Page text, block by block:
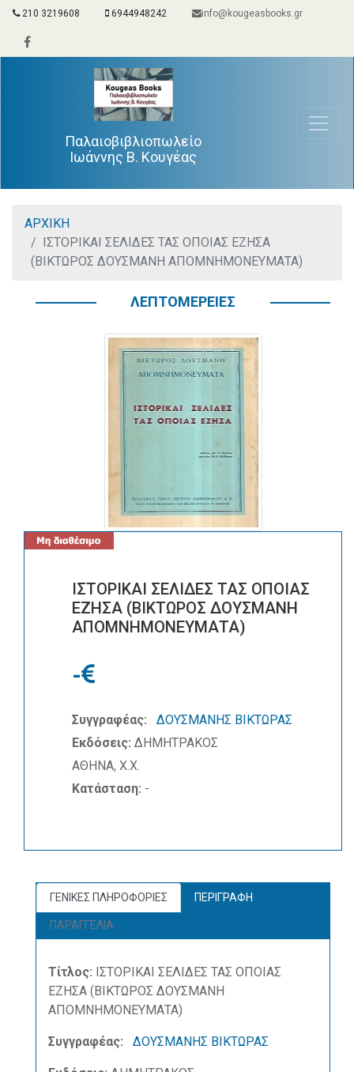
210 3219608 6944948242 info@kougeasbooks.gr
Παλαιοβιβλιοπωλείο
Ιωάννης Β. Κουγέας
ΑΡΧΙΚΗ
ΙΣΤΟΡΙΚΑΙ ΣΕΛΙΔΕΣ ΤΑΣ ΟΠΟΙΑΣ ΕΖΗΣΑ
(ΒΙΚΤΩΡΟΣ ΔΟΥΣΜΑΝΗ ΑΠΟΜΝΗΜΟΝΕΥΜΑΤΑ)
ΛΕΠΤΟΜΕΡΕΙΕΣ
ΙΣΤΟΡΙΚΑΙ ΣΕΛΙΔΕΣ ΤΑΣ ΟΠΟΙΑΣ
ΕΖΗΣΑ (ΒΙΚΤΩΡΟΣ ΔΟΥΣΜΑΝΗ
ΑΠΟΜΝΗΜΟΝΕΥΜΑΤΑ)
-
Συγγραφέας:
ΔΟΥΣΜΑΝΗΣ ΒΙΚΤΩΡΑΣ
Εκδόσεις: ΔΗΜΗΤΡΑΚΟΣ
ΑΘΗΝΑ, Χ.Χ.
Κατάσταση: -
ΓΕΝΙΚΕΣ ΠΛΗΡΟΦΟΡΙΕΣ ΠΕΡΙΓΡΑΦΗ
ΠΑΡΑΓΓΕΛΙΑ
Τίτλος: ΙΣΤΟΡΙΚΑΙ ΣΕΛΙΔΕΣ ΤΑΣ ΟΠΟΙΑΣ
ΕΖΗΣΑ (ΒΙΚΤΩΡΟΣ ΔΟΥΣΜΑΝΗ
ΑΠΟΜΝΗΜΟΝΕΥΜΑΤΑ)
Συγγραφέας: ΔΟΥΣΜΑΝΗΣ ΒΙΚΤΩΡΑΣ